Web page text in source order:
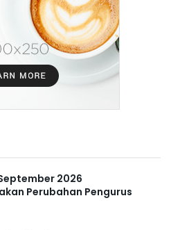
September 2026
Perubahan Pengurus